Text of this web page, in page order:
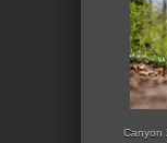
Canyon